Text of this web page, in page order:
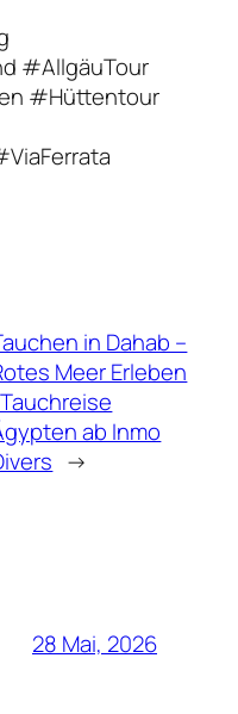
#AllgäuTour
#Hüttentour
in Dahab –
Meer Erleben
ab Inmo
→
28 Mai, 2026